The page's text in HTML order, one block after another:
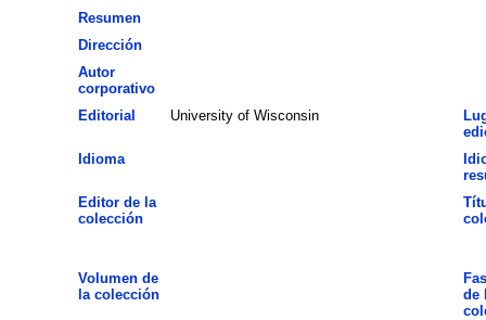
Resumen
Dirección
Autor
corporativo
Editorial
University of Wisconsin
Idioma
Editor de la
colección
Volumen de
la colección
de